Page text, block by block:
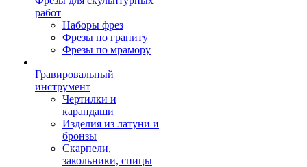
работ
Наборы фрез
Фрезы по граниту
Фрезы по мрамору
Гравировальный
инструмент
Чертилки и
карандаши
Изделия из латуни и
бронзы
Скарпели,
закольники, спицы